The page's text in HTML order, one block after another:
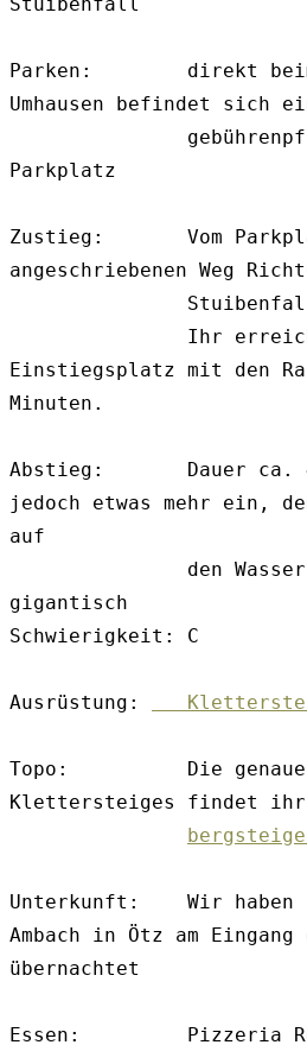
Parken:        direkt
Umhausen befindet sich
Parkplatz
Zustieg:       Vom
angeschriebenen Weg
Einstiegsplatz mit den
Minuten.
Abstieg:       Dauer ca.
jedoch etwas mehr ein,
auf
gigantisch
Schwierigkeit: C
Ausrüstung:
Topo:          Die genaue
Klettersteiges findet
Unterkunft:    Wir
Ambach in Ötz am Eingang
übernachtet
Essen:         Pizzeria